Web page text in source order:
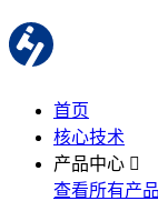
首页
核心技术
产品中心
查看所有产品